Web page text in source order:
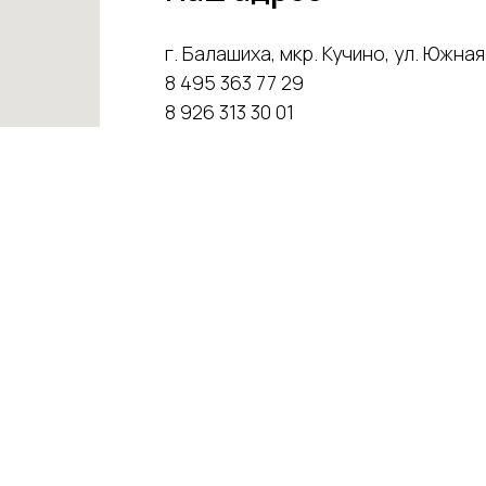
г. Балашиха, мкр. Кучино, ул. Южная
8 495 363 77 29
8 926 313 30 01